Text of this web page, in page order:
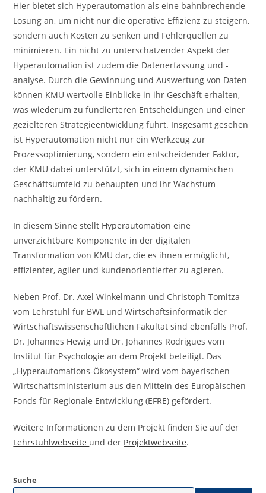
Hier bietet sich Hyperautomation als eine bahnbrechende
Lösung an, um nicht nur die operative Effizienz zu steigern,
sondern auch Kosten zu senken und Fehlerquellen zu
minimieren. Ein nicht zu unterschätzender Aspekt der
Hyperautomation ist zudem die Datenerfassung und -
analyse. Durch die Gewinnung und Auswertung von Daten
können KMU wertvolle Einblicke in ihr Geschäft erhalten,
was wiederum zu fundierteren Entscheidungen und einer
gezielteren Strategieentwicklung führt. Insgesamt gesehen
ist Hyperautomation nicht nur ein Werkzeug zur
Prozessoptimierung, sondern ein entscheidender Faktor,
der KMU dabei unterstützt, sich in einem dynamischen
Geschäftsumfeld zu behaupten und ihr Wachstum
nachhaltig zu fördern.
In diesem Sinne stellt Hyperautomation eine
unverzichtbare Komponente in der digitalen
Transformation von KMU dar, die es ihnen ermöglicht,
effizienter, agiler und kundenorientierter zu agieren.
Neben Prof. Dr. Axel Winkelmann und Christoph Tomitza
vom Lehrstuhl für BWL und Wirtschaftsinformatik der
Wirtschaftswissenschaftlichen Fakultät sind ebenfalls Prof.
Dr. Johannes Hewig und Dr. Johannes Rodrigues vom
Institut für Psychologie an dem Projekt beteiligt. Das
„Hyperautomations-Ökosystem“ wird vom bayerischen
Wirtschaftsministerium aus den Mitteln des Europäischen
Fonds für Regionale Entwicklung (EFRE) gefördert.
Weitere Informationen zu dem Projekt finden Sie auf der
Lehrstuhlwebseite und der Projektwebseite.
Suche